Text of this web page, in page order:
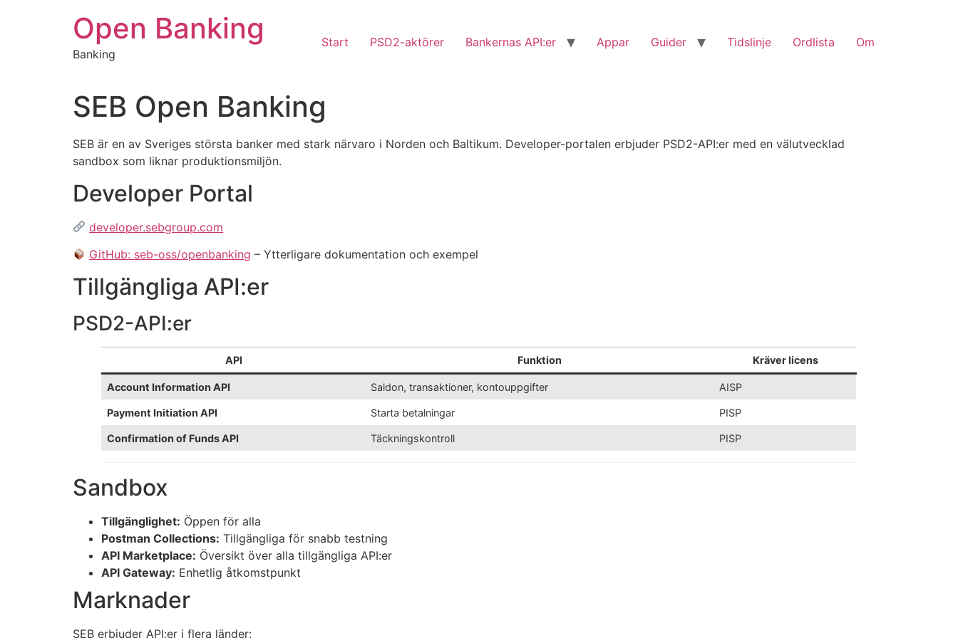
Open Banking
Banking
Start PSD2-aktörer Bankernas API:er Appar Guider Tidslinje Ordlista Om
SEB Open Banking
SEB är en av Sveriges största banker med stark närvaro i Norden och Baltikum. Developer-portalen erbjuder PSD2-API:er med en välutvecklad
sandbox som liknar produktionsmiljön.
Developer Portal
developer.sebgroup.com
GitHub: seb-oss/openbanking – Ytterligare dokumentation och exempel
Tillgängliga API:er
PSD2-API:er
API Funktion Kräver licens
Account Information API Saldon, transaktioner, kontouppgifter AISP
Payment Initiation API Starta betalningar PISP
Confirmation of Funds API Täckningskontroll PISP
Sandbox
Tillgänglighet: Öppen för alla
Postman Collections: Tillgängliga för snabb testning
API Marketplace: Översikt över alla tillgängliga API:er
API Gateway: Enhetlig åtkomstpunkt
Marknader
SEB erbjuder API:er i flera länder: